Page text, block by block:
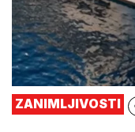
ZANIMLJIVOSTI